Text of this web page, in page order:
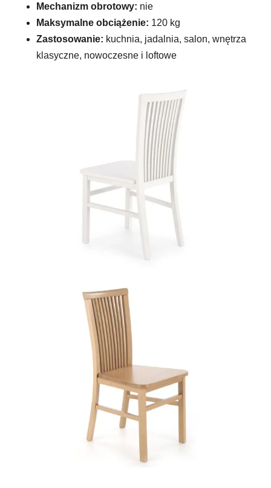
Mechanizm obrotowy: nie
Maksymalne obciążenie: 120 kg
Zastosowanie: kuchnia, jadalnia, salon, wnętrza
klasyczne, nowoczesne i loftowe